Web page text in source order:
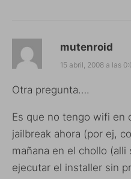
mutenroid
15 abril, 2008 a las
Otra pregunta….
Es que no tengo wifi en
jailbreak ahora (por ej,
mañana en el chollo
ejecutar el installer sin